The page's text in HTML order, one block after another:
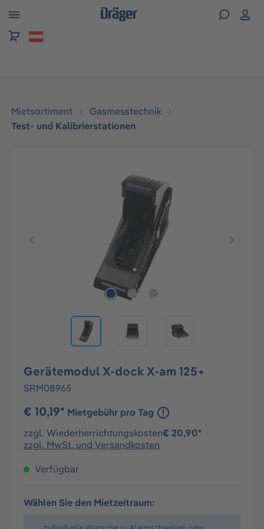
springen
Mietsortiment
Gasmesstechnik
Test- und Kalibrierstationen
Bildergalerie überspringen
Gerätemodul X-dock X-am 125+
SRM08965
Mietgebühr pro Tag
€ 10,19*
zzgl. Wiederherrichtungskosten€ 20,90*
zzgl. MwSt. und Versandkosten
Verfügbar
Wählen Sie den Mietzeitraum: